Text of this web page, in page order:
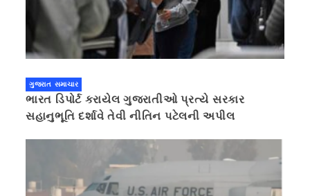
ગુજરાત સમાચાર
ભારત ડિપોર્ટ કરાયેલ ગુજરાતીઓ પ્રત્યે સરકાર
સહાનુભૂતિ દર્શાવે તેવી નીતિન પટેલની અપીલ